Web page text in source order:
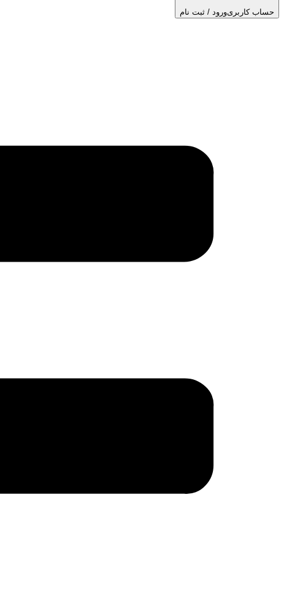
حساب کاربریورود / ثبت نام